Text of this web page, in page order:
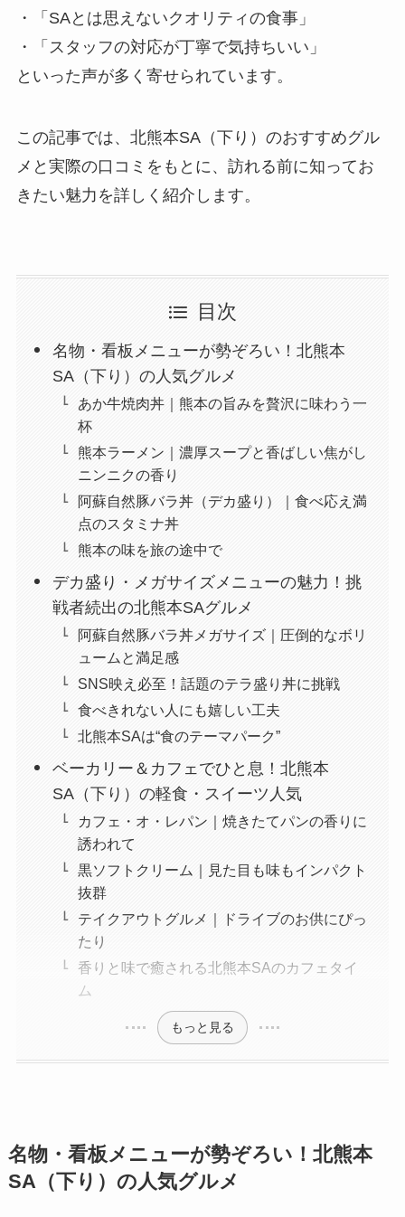
・「SAとは思えないクオリティの食事」
・「スタッフの対応が丁寧で気持ちいい」
といった声が多く寄せられています。
この記事では、北熊本SA（下り）のおすすめグル
メと実際の口コミをもとに、訪れる前に知ってお
きたい魅力を詳しく紹介します。
目次
名物・看板メニューが勢ぞろい！北熊本
SA（下り）の人気グルメ
あか牛焼肉丼｜熊本の旨みを贅沢に味わう一
杯
熊本ラーメン｜濃厚スープと香ばしい焦がし
ニンニクの香り
阿蘇自然豚バラ丼（デカ盛り）｜食べ応え満
点のスタミナ丼
熊本の味を旅の途中で
デカ盛り・メガサイズメニューの魅力！挑
戦者続出の北熊本SAグルメ
阿蘇自然豚バラ丼メガサイズ｜圧倒的なボリ
ュームと満足感
SNS映え必至！話題のテラ盛り丼に挑戦
食べきれない人にも嬉しい工夫
北熊本SAは“食のテーマパーク”
ベーカリー＆カフェでひと息！北熊本
SA（下り）の軽食・スイーツ人気
カフェ・オ・レパン｜焼きたてパンの香りに
誘われて
黒ソフトクリーム｜見た目も味もインパクト
抜群
テイクアウトグルメ｜ドライブのお供にぴっ
たり
香りと味で癒される北熊本SAのカフェタイ
ム
もっと見る
名物・看板メニューが勢ぞろい！北熊本
SA（下り）の人気グルメ